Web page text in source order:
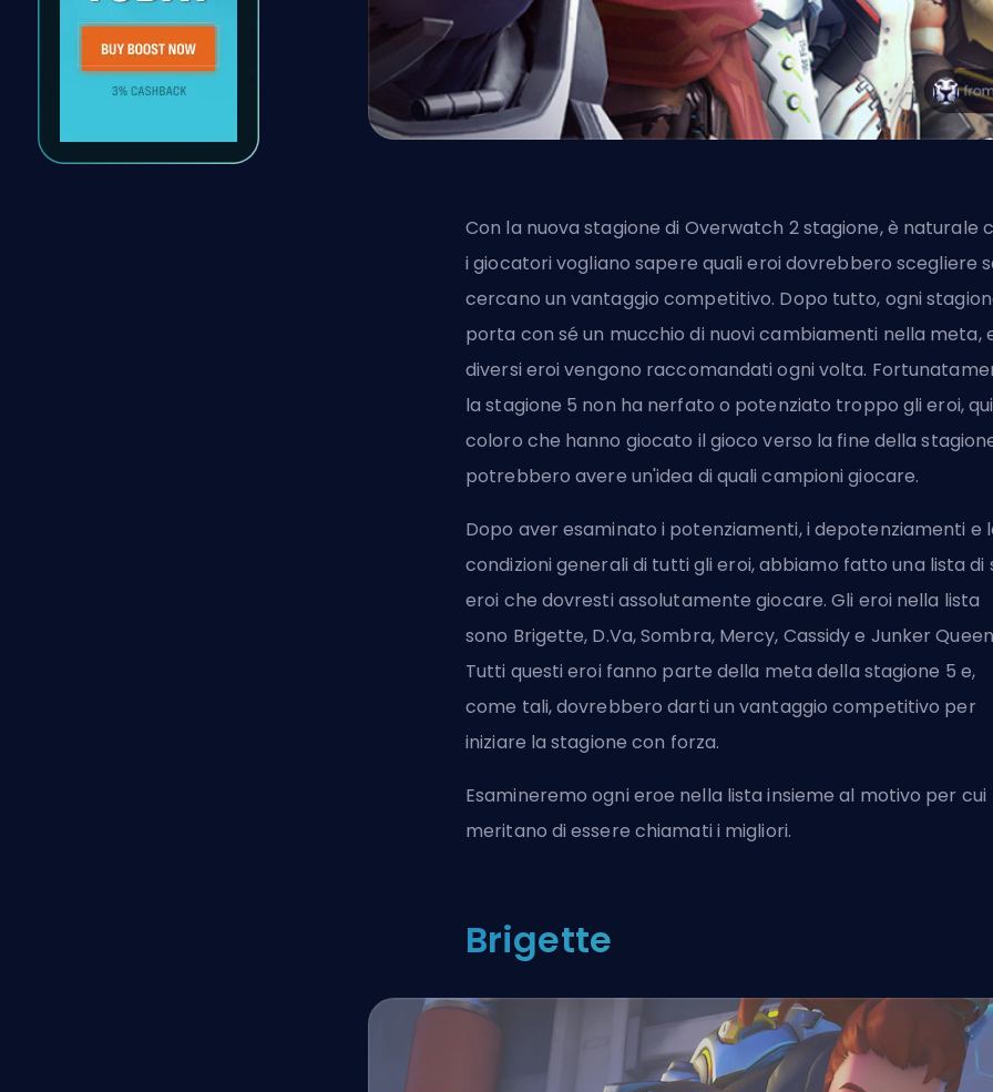
Con la nuova stagione di Overwatch 2stagione, è naturale
i giocatori vogliano sapere qualieroi dovrebbero scegliere
cercano un vantaggio competitivo. Dopo tutto, ogni
porta con sé un mucchio di nuovi cambiamenti nella meta,
diversi eroi vengono raccomandati ogni volta.
la stagione 5 non ha nerfato o potenziato troppo gli eroi,
coloro che hanno giocato il gioco verso la fine della
potrebbero avere un'idea di quali campioni giocare.
Dopo aver esaminato i potenziamenti, i depotenziamenti e
condizioni generali di tutti gli eroi, abbiamo fatto una lista di
eroi che dovresti assolutamente giocare. Gli eroi nella lista
sono Brigette, D.Va, Sombra, Mercy, Cassidy e Junker
Tutti questi eroi fanno parte della meta della stagione 5 e,
come tali, dovrebbero darti un vantaggio competitivo per
iniziare la stagione con forza.
Esamineremo ogni eroe nella lista insieme al motivo per cui
meritano di essere chiamati i migliori.
Brigette